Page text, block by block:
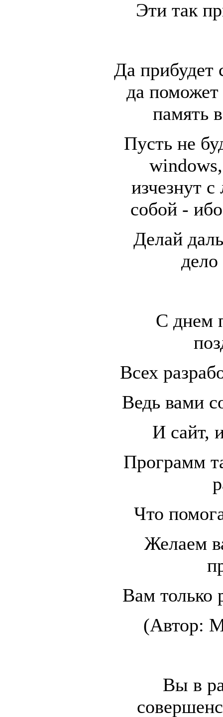
Эти так
Да прибудет
да поможет
память
Пусть не
изчезнут
собой -
Делай
С днем
Всех
Ведь вами
И сайт,
Программ
Что
Желаем
Вам только
(Автор:
Вы в